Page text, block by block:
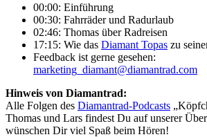
00:00: Einführung
00:30: Fahrräder und Radurlaub
02:46: Thomas über Radreisen
17:15: Wie das Diamant Topas zu
Feedback ist gerne gesehen:
marketing_diamant@diamantrad.com
Hinweis von Diamantrad:
Alle Folgen des Diamantrad-Podcasts
Thomas und Lars findest Du auf unserer
wünschen Dir viel Spaß beim Hören!